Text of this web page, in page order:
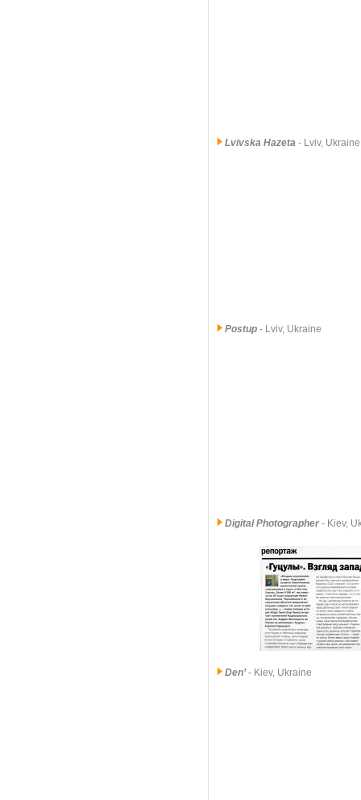
Lvivska Hazeta - Lviv,
Postup - Lviv, Ukraine
Digital Photographer - Kiev,
Den’- Kiev, Ukraine